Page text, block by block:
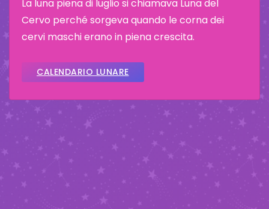
La luna piena di luglio si chiamava Luna del
Cervo perché sorgeva quando le corna dei
cervi maschi erano in piena crescita.
CALENDARIO LUNARE